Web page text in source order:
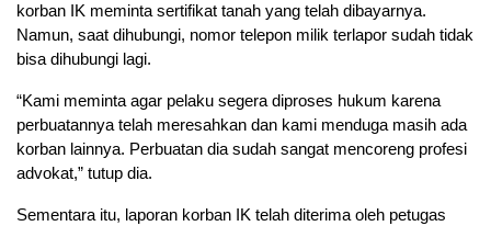
korban IK meminta sertifikat tanah yang telah dibayarnya.
Namun, saat dihubungi, nomor telepon milik terlapor sudah tidak
bisa dihubungi lagi.
“Kami meminta agar pelaku segera diproses hukum karena
perbuatannya telah meresahkan dan kami menduga masih ada
korban lainnya. Perbuatan dia sudah sangat mencoreng profesi
advokat,” tutup dia.
Sementara itu, laporan korban IK telah diterima oleh petugas